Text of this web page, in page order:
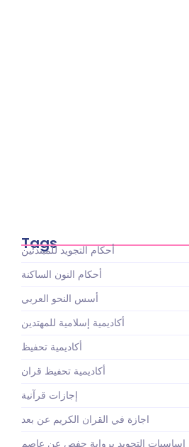
Tags
أحكام التجويد للمبتدئين
أحكام النون الساكنة
أسس النحو العربي
أكاديمية إسلامية للمهتدين
أكاديمية تحفيظ
أكاديمية تحفيظ قران
إجازات قرآنية
اجازة في القران الكريم عن بعد
اساسيات التجويد برواية حفص عن عاصم